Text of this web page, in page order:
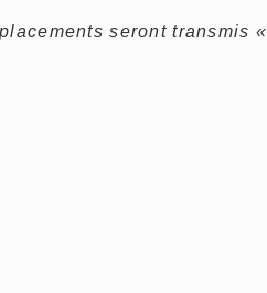
seront transmis «